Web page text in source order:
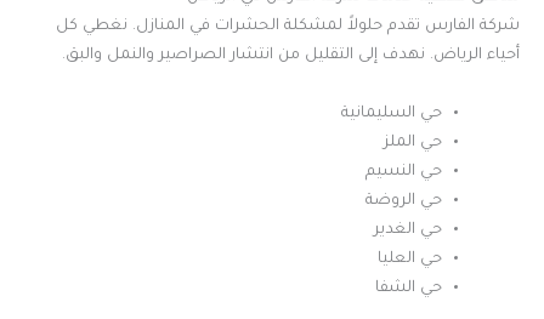
شركة الفارس تقدم حلولاً لمشكلة الحشرات في المنازل. نغطي كل
أحياء الرياض. نهدف إلى التقليل من انتشار الصراصير والنمل والبق.
حي السليمانية
حي الملز
حي النسيم
حي الروضة
حي الغدير
حي العليا
حي الشفا